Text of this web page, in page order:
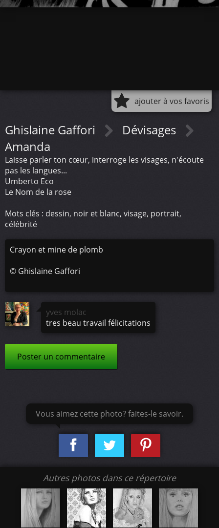
ajouter à vos favoris
Ghislaine Gaffori
Dévisages
Amanda
Laisse parler ton cœur, interroge les visages, n'écoute
pas les langues...
Umberto Eco
Le Nom de la rose
Mots clés : dessin, noir et blanc, visage, portrait,
célébrité
Crayon et mine de plomb
© Ghislaine Gaffori
yves molac
tres beau travail félicitations
Poster un commentaire
Vous aimez cette photo? faites-le savoir.
Autres photos dans ce répertoire